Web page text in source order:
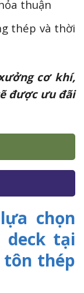
thuận
thép và thời
cơ khí,
được ưu đãi
chọn
deck tại
tôn thép